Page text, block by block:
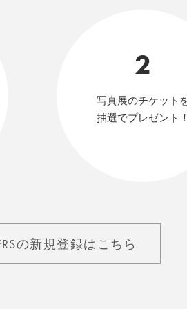
2
写真展のチケット
抽選でプレゼント
の新規登録はこちら